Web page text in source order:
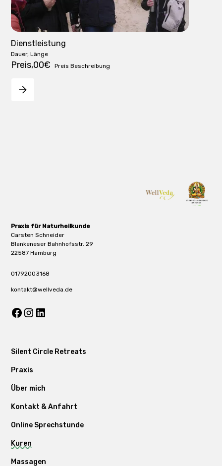
Dienstleistung
Dauer, Länge
Preis,00€ Preis Beschreibung
Praxis für Naturheilkunde
Carsten Schneider
Blankeneser Bahnhofsstr. 29
22587 Hamburg
01792003168
kontakt@wellveda.de
Silent Circle Retreats
Praxis
Über mich
Kontakt & Anfahrt
Online Sprechstunde
Kuren
Massagen